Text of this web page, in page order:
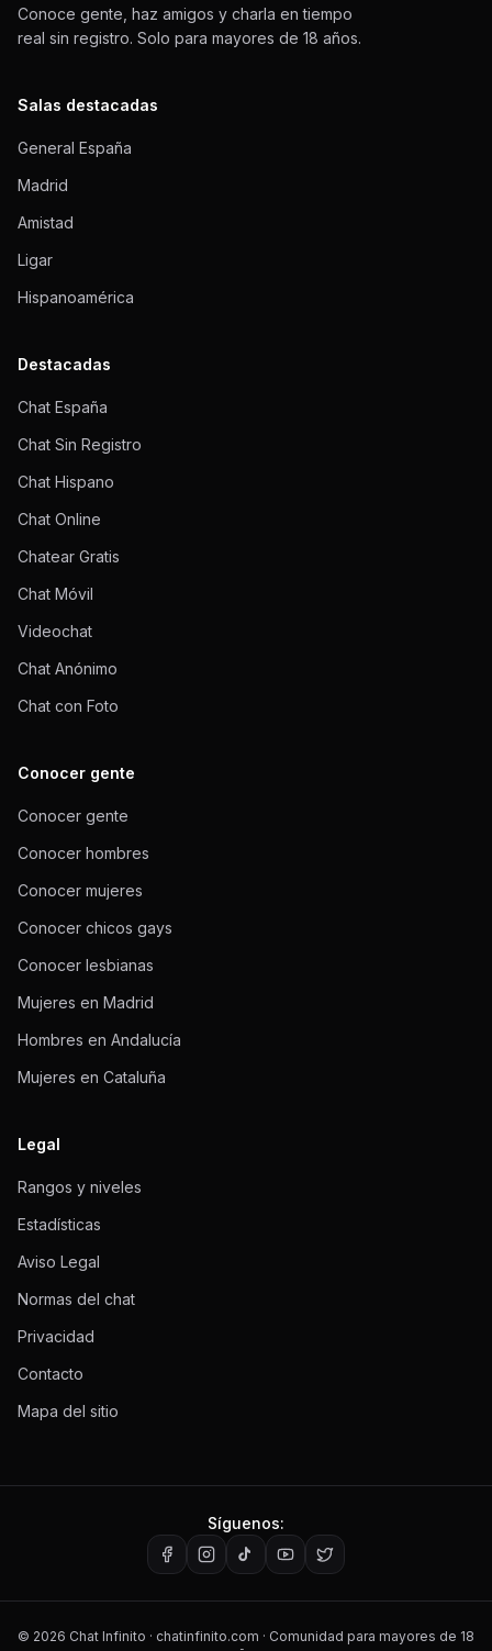
Conoce gente, haz amigos y charla en tiempo
real sin registro. Solo para mayores de 18 años.
Salas destacadas
General España
Madrid
Amistad
Ligar
Hispanoamérica
Destacadas
Chat España
Chat Sin Registro
Chat Hispano
Chat Online
Chatear Gratis
Chat Móvil
Videochat
Chat Anónimo
Chat con Foto
Conocer gente
Conocer gente
Conocer hombres
Conocer mujeres
Conocer chicos gays
Conocer lesbianas
Mujeres en Madrid
Hombres en Andalucía
Mujeres en Cataluña
Legal
Rangos y niveles
Estadísticas
Aviso Legal
Normas del chat
Privacidad
Contacto
Mapa del sitio
Síguenos:
© 2026 Chat Infinito · chatinfinito.com · Comunidad para mayores de 18